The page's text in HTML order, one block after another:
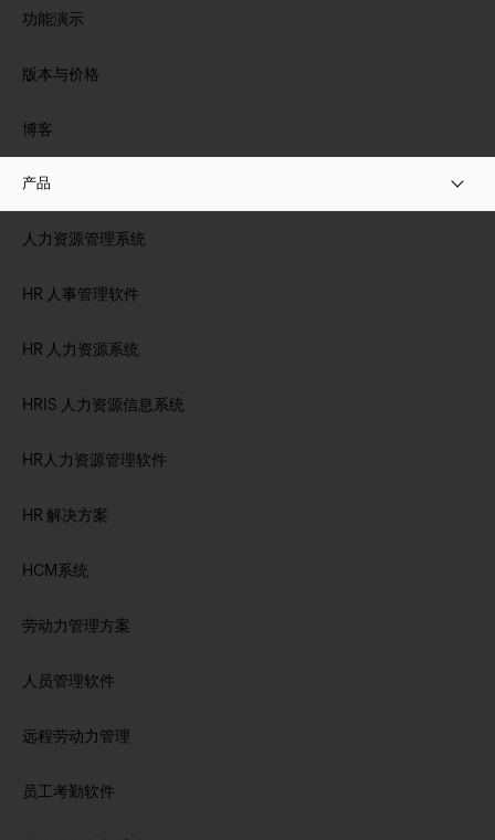
功能演示
版本与价格
博客
产品
人力资源管理系统
HR 人事管理软件
HR 人力资源系统
HRIS 人力资源信息系统
HR人力资源管理软件
HR 解决方案
HCM系统
劳动力管理方案
人员管理软件
远程劳动力管理
员工考勤软件